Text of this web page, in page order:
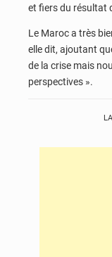
et fiers du résultat
Le Maroc a très
elle dit, ajoutant
de la crise mais
perspectives ».